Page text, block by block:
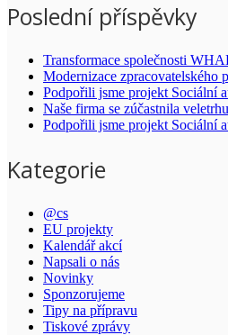
Poslední příspěvky
Transformace společnosti
Modernizace zpracovatelského
Podpořili jsme projekt Sociální
Naše firma se zúčastnila
Podpořili jsme projekt Sociální
Kategorie
@cs
EU projekty
Kalendář akcí
Napsali o nás
Novinky
Sponzorujeme
Tipy na přípravu
Tiskové zprávy